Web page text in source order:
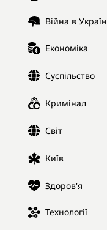
Війна в
Економіка
Суспільство
Кримінал
Світ
Київ
Здоров'я
Технології